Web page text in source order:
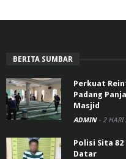
BERITA SUMBAR
Perkuat
Padang
Masjid
ADMIN - 2 HARI
Polisi Sita 82
Datar